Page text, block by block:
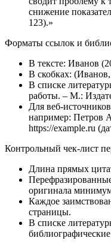
снижение
123).»
Форматы ссылок и
В тексте: Иванов
В скобках:
В списке
работы. – М.:
Для
например: Петров
https://example.ru
Контрольный чек‑лист
Длина прямых
оригинала
Каждое
страницы.
В списке